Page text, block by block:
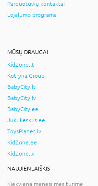
Parduotuvių kontaktai
Lojalumo programa
MŪSŲ DRAUGAI
KidZone.lt
Kotryna Group
BabyCity.lt
BabyCity.lv
BabyCity.ee
Jukukeskus.ee
ToysPlanet.lv
KidZone.ee
KidZone.lv
NAUJIENLAIŠKIS
Kiekvieną mėnesį mes turime